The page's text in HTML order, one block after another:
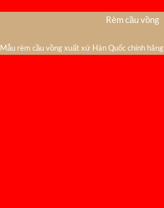
Rèm cầu vồng
Mẫu rèm cầu vồng xuất xứ Hàn Quốc chính